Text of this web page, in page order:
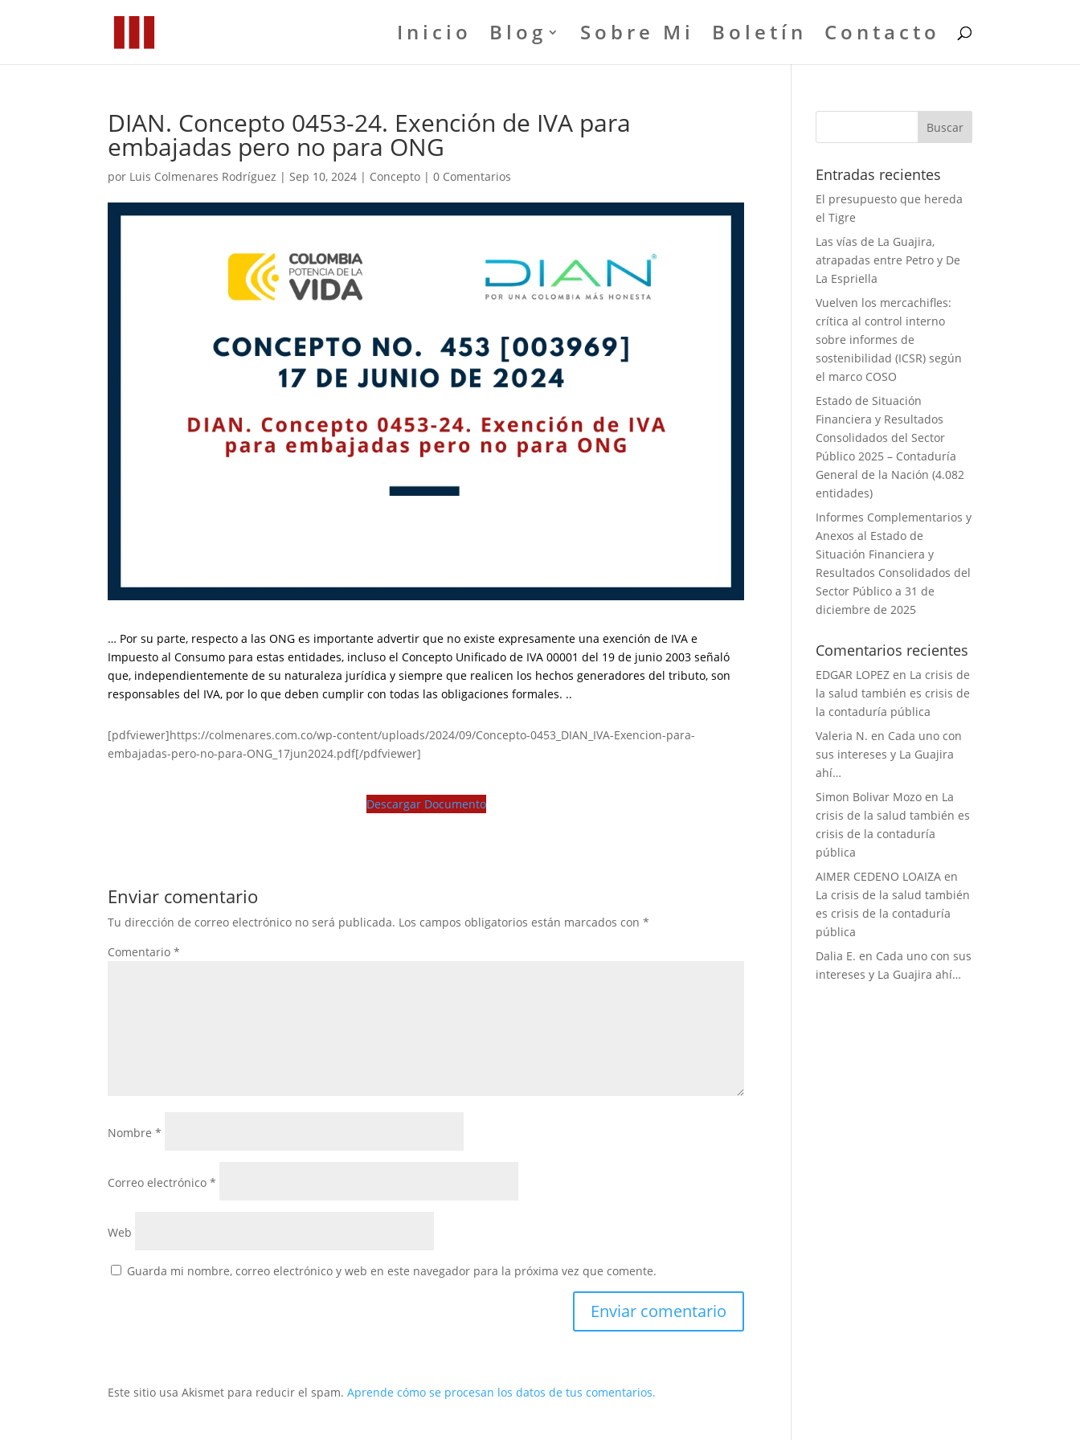
Inicio Blog Sobre Mi Boletín Contacto
DIAN. Concepto 0453-24. Exención de IVA para
embajadas pero no para ONG
por Luis Colmenares Rodríguez |Sep 10, 2024 | Concepto |0 Comentarios
… Por su parte, respecto a las ONG es importante advertir que no existe expresamente una exención de IVA e
Impuesto al Consumo para estas entidades, incluso el Concepto Unificado de IVA 00001 del 19 de junio 2003 señaló
que, independientemente de su naturaleza jurídica y siempre que realicen los hechos generadores del tributo, son
responsables del IVA, por lo que deben cumplir con todas las obligaciones formales. ..
[pdfviewer]https://colmenares.com.co/wp-content/uploads/2024/09/Concepto-0453_DIAN_IVA-Exencion-para-
embajadas-pero-no-para-ONG_17jun2024.pdf[/pdfviewer]
Descargar Documento
Enviar comentario
Tu dirección de correo electrónico no será publicada. Los campos obligatorios están marcados con*
Comentario*
Nombre*
Correo electrónico*
Web
Guarda mi nombre, correo electrónico y web en este navegador para la próxima vez que comente.
Este sitio usa Akismet para reducir el spam.Aprende cómo se procesan los datos de tus comentarios.
Entradas recientes
El presupuesto que hereda
el Tigre
Las vías de La Guajira,
atrapadas entre Petro y De
La Espriella
Vuelven los mercachifles:
crítica al control interno
sobre informes de
sostenibilidad (ICSR) según
el marco COSO
Estado de Situación
Financiera y Resultados
Consolidados del Sector
Público 2025 – Contaduría
General de la Nación (4.082
entidades)
Informes Complementarios y
Anexos al Estado de
Situación Financiera y
Resultados Consolidados del
Sector Público a 31 de
diciembre de 2025
Comentarios recientes
EDGAR LOPEZ en La crisis de
la salud también es crisis de
la contaduría pública
Valeria N. en Cada uno con
sus intereses y La Guajira
ahí…
Simon Bolivar Mozo en La
crisis de la salud también es
crisis de la contaduría
pública
AIMER CEDENO LOAIZA en
La crisis de la salud también
es crisis de la contaduría
pública
Dalia E. en Cada uno con sus
intereses y La Guajira ahí…